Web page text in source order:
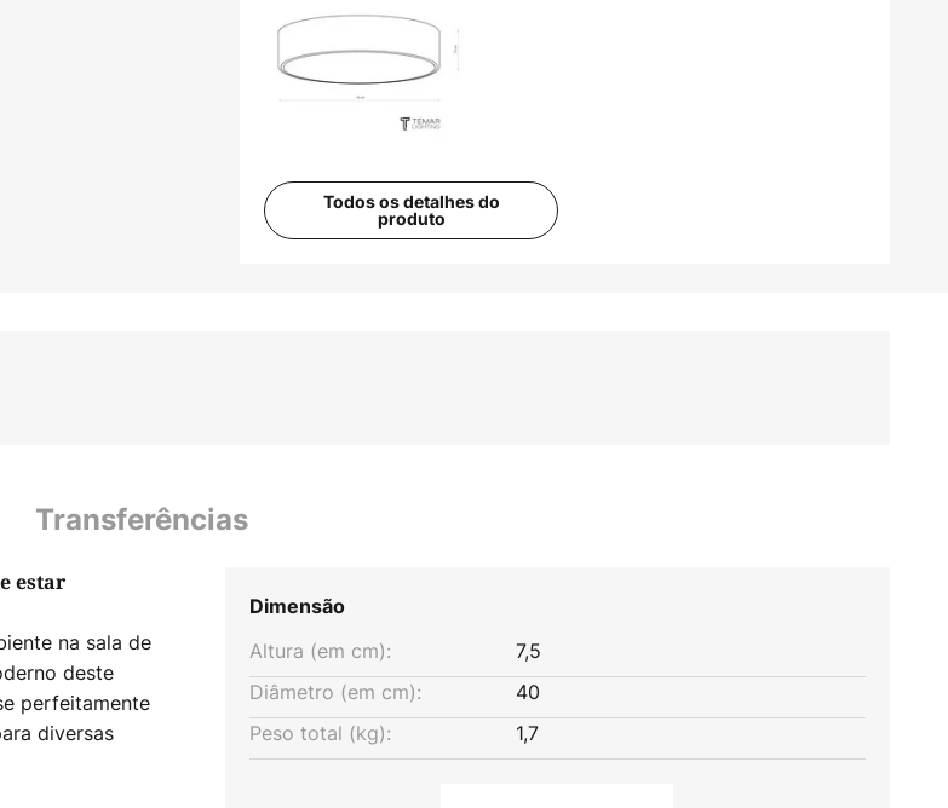
Todos os detalhes do
produto
Transferências
estar
na sala de
deste
perfeitamente
diversas
adequado.
Dimensão
Altura (em cm):
7,5
Diâmetro (em cm):
40
Peso total (kg):
1,7